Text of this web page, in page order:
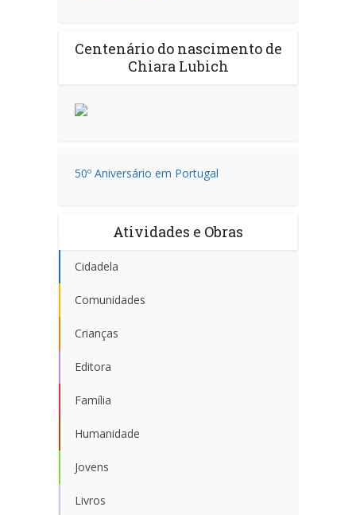
Centenário do nascimento de
Chiara Lubich
50º Aniversário em Portugal
Atividades e Obras
Cidadela
Comunidades
Crianças
Editora
Família
Humanidade
Jovens
Livros